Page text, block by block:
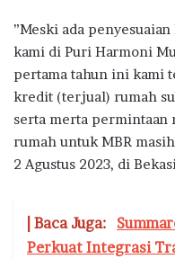
”Meski ada
kami di Puri Harmoni
pertama tahun ini kami
kredit (terjual) rumah
serta merta permintaan
rumah untuk MBR
2 Agustus 2023, di
| Baca Juga:
Perkuat Integrasi